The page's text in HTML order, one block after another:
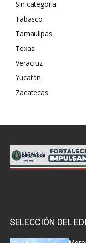
Sin categoría
Tabasco
Tamaulipas
Texas
Veracruz
Yucatán
Zacatecas
SELECCIÓN DEL